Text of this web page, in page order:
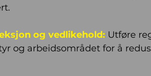
og vedlikehold: Utføre
og arbeidsområdet for å